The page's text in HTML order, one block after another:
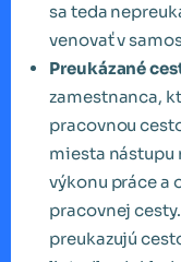
sa teda
venovať v
Preukázané
zamestnanca,
pracovnou
miesta nástupu
výkonu práce a
pracovnej
preukazujú